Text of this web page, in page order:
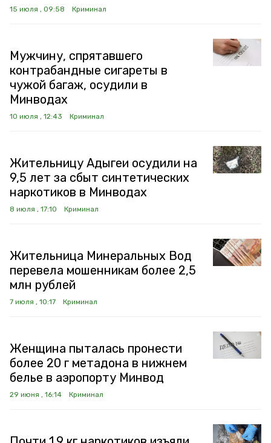
15 июля , 09:58 Криминал
Мужчину, спрятавшего
контрабандные сигареты в
чужой багаж, осудили в
Минводах
10 июля , 12:43 Криминал
Жительницу Адыгеи осудили на
9,5 лет за сбыт синтетических
наркотиков в Минводах
8 июля , 17:10 Криминал
Жительница Минеральных Вод
перевела мошенникам более 2,5
млн рублей
7 июля , 10:17 Криминал
Женщина пыталась пронести
более 20 г метадона в нижнем
белье в аэропорту Минвод
29 июня , 16:14 Криминал